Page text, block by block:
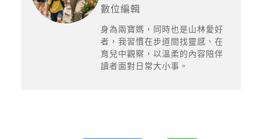
數位編輯
身為兩寶媽，同時也是山林愛好
者，我習慣在步道間找靈感、在
育兒中觀察，以溫柔的內容陪伴
讀者面對日常大小事。